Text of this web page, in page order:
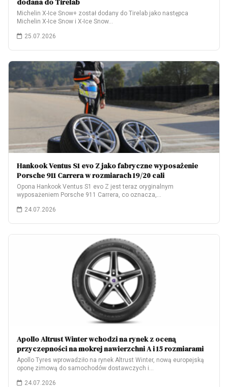
dodana do Tirelab
Michelin X-Ice Snow+ został dodany do Tirelab jako następca
Michelin X-Ice Snow i X-Ice Snow…
25.07.2026
Hankook Ventus S1 evo Z jako fabryczne wyposażenie
Porsche 911 Carrera w rozmiarach 19/20 cali
Opona Hankook Ventus S1 evo Z jest teraz oryginalnym
wyposażeniem Porsche 911 Carrera, co oznacza,…
24.07.2026
Apollo Altrust Winter wchodzi na rynek z oceną
przyczepności na mokrej nawierzchni A i 15 rozmiarami
Apollo Tyres wprowadziło na rynek Altrust Winter, nową europejską
oponę zimową do samochodów dostawczych i…
24.07.2026